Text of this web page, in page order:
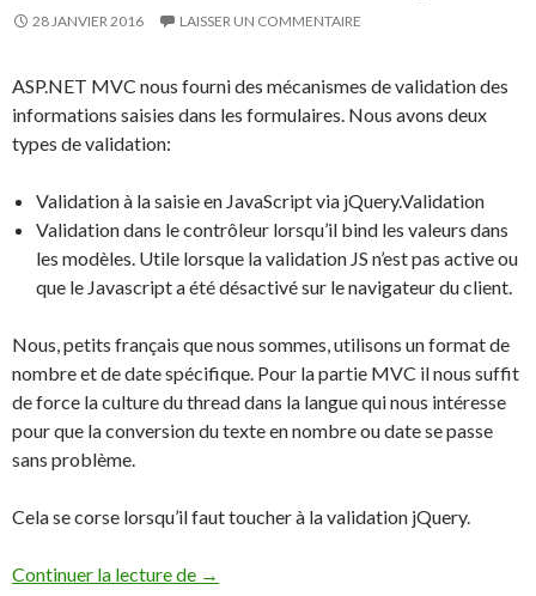
28 JANVIER 2016 LAISSER UN COMMENTAIRE
ASP.NET MVC nous fourni des mécanismes de validation des
informations saisies dans les formulaires. Nous avons deux
types de validation:
Validation à la saisie en JavaScript via jQuery.Validation
Validation dans le contrôleur lorsqu’il bind les valeurs dans
les modèles. Utile lorsque la validation JS n’est pas active ou
que le Javascript a été désactivé sur le navigateur du client.
Nous, petits français que nous sommes, utilisons un format de
nombre et de date spécifique. Pour la partie MVC il nous suffit
de force la culture du thread dans la langue qui nous intéresse
pour que la conversion du texte en nombre ou date se passe
sans problème.
Cela se corse lorsqu’il faut toucher à la validation jQuery.
Continuer la lecture de ASP.NET MVC: jQuery Validation en
→